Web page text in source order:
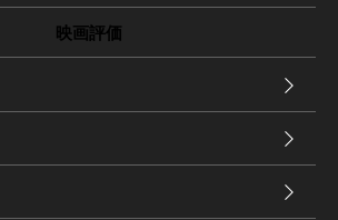
映画評価